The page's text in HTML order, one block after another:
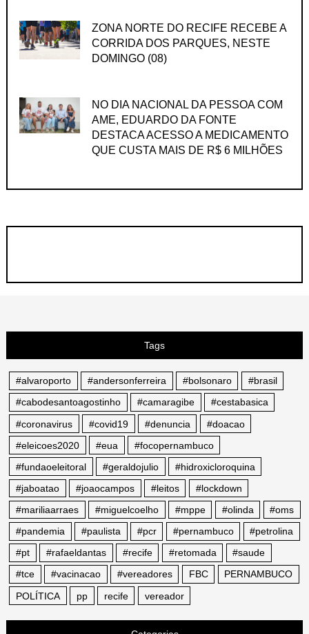
ZONA NORTE DO RECIFE RECEBE A
CORRIDA DOS PARQUES, NESTE
DOMINGO (08)
NO DIA NACIONAL DA PESSOA COM
AME, EDUARDO DA FONTE
DESTACA ACESSO A MEDICAMENTO
QUE CUSTA MAIS DE R$ 6 MILHÕES
Tags
#alvaroporto #andersonferreira #bolsonaro
#brasil
#cabodesantoagostinho
#camaragibe
#cestabasica
#coronavirus
#covid19 #denuncia
#doacao
#eleicoes2020
#eua
#focopernambuco
#fundaoeleitoral
#geraldojulio
#hidroxicloroquina
#jaboatao
#joaocampos #leitos
#lockdown
#mariliaarraes
#miguelcoelho #mppe #olinda
#oms
#pandemia
#paulista #pcr #pernambuco
#petrolina
#pt
#rafaeldantas #recife #retomada
#saude
#tce
#vacinacao #vereadores FBC
PERNAMBUCO
POLÍTICA
pp recife vereador